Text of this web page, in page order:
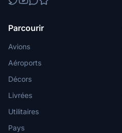
Parcourir
Avions
Aéroports
Décors
Livrées
Utilitaires
Pays